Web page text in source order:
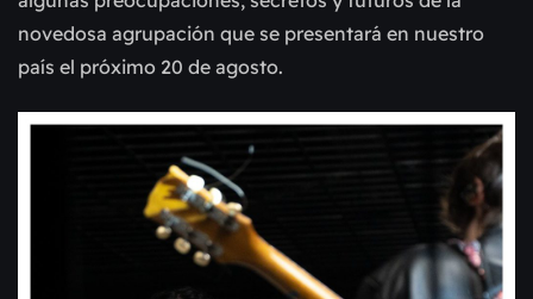
novedosa agrupación que se presentará en nuestro
país el próximo 20 de agosto.